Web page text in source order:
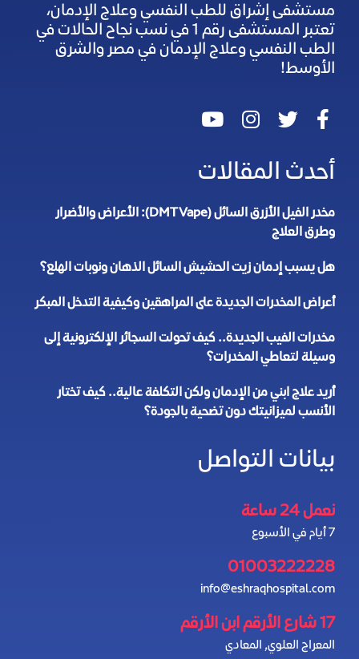
مستشفى إشراق للطب النفسي وعلاج الإدمان،
تعتبر المستشفى رقم 1 في نسب نجاح الحالات في
الطب النفسي وعلاج الإدمان في مصر والشرق
الأوسط!
أحدث المقالات
مخدر الفيل الأزرق السائل (DMT Vape): الأعراض والأضرار
وطرق العلاج
هل يسبب إدمان زيت الحشيش السائل الذهان ونوبات الهلع؟
أعراض المخدرات الجديدة على المراهقين وكيفية التدخل المبكر
مخدرات الفيب الجديدة.. كيف تحولت السجائر الإلكترونية إلى
وسيلة لتعاطي المخدرات؟
أريد علاج ابني من الإدمان ولكن التكلفة عالية.. كيف تختار
الأنسب لميزانيتك دون تضحية بالجودة؟
بيانات التواصل
نعمل 24 ساعة
7 أيام في الأسبوع
01003222228
info@eshraqhospital.com
17 شارع الأرقم ابن الأرقم
المعراج العلوي, المعادي